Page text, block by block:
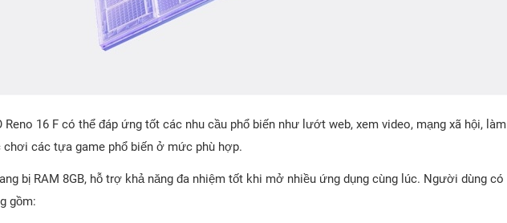
Reno 16 F có thể đáp ứng tốt các nhu cầu phổ biến như lướt web, xem video, mạng xã hội, làm
các tựa game phổ biến ở mức phù hợp.
bị RAM 8GB, hỗ trợ khả năng đa nhiệm tốt khi mở nhiều ứng dụng cùng lúc. Người dùng có
gồm: